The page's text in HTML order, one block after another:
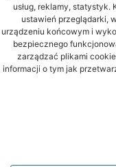
usług, reklamy,
ustawień przeglądarki,
urządzeniu końcowym i
bezpiecznego
zarządzać plikami
informacji o tym jak